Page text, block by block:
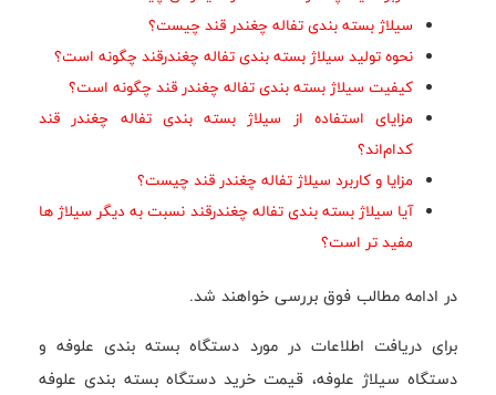
سیلاژ بسته بندی تفاله چغندر قند چیست؟
نحوه تولید سیلاژ بسته بندی تفاله چغندرقند چگونه است؟
کیفیت سیلاژ بسته بندی تفاله چغندر قند چگونه است؟
مزایای استفاده از سیلاژ بسته بندی تفاله چغندر قند
کدام‌اند؟
مزایا و کاربرد سیلاژ تفاله چغندر قند چیست؟
آیا سیلاژ بسته بندی تفاله چغندرقند نسبت به دیگر سیلاژ ها
مفید تر است؟
در ادامه مطالب فوق بررسی خواهند شد.
برای دریافت اطلاعات در مورد دستگاه بسته بندی علوفه و
دستگاه سیلاژ علوفه، قیمت خرید دستگاه بسته بندی علوفه